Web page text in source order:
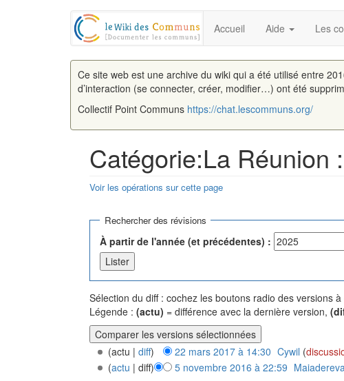
Accueil Aide Les
Ce site web est une archive du wiki qui a été utilisé entre
d’interaction (se connecter, créer, modifier…) ont été
Collectif Point Communs https://chat.lescommuns.org/
Catégorie:La Réunion
Voir les opérations sur cette page
Rechercher des révisions
À partir de l'année (et précédentes) :
Sélection du diff : cochez les boutons radio des versions
Légende : (actu) = différence avec la dernière version,
(actu | diff) 22 mars 2017 à 14:30 Cywil (
(actu | diff) 5 novembre 2016 à 22:59 Maiadereva